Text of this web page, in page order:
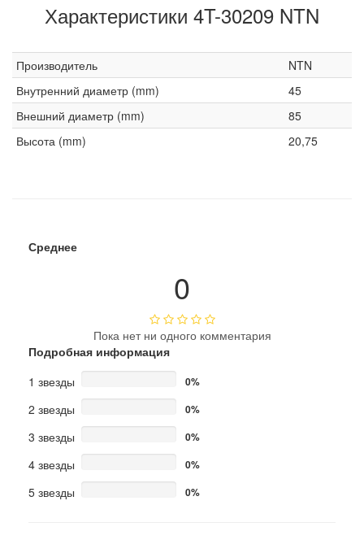
Характеристики 4T-30209 NTN
Производитель
NTN
Внутренний диаметр (mm)
45
Внешний диаметр (mm)
85
Высота (mm)
20,75
Среднее
0
Пока нет ни одного комментария
Подробная информация
1 звезды
0%
2 звезды 0%
3 звезды 0%
4 звезды 0%
5 звезды 0%